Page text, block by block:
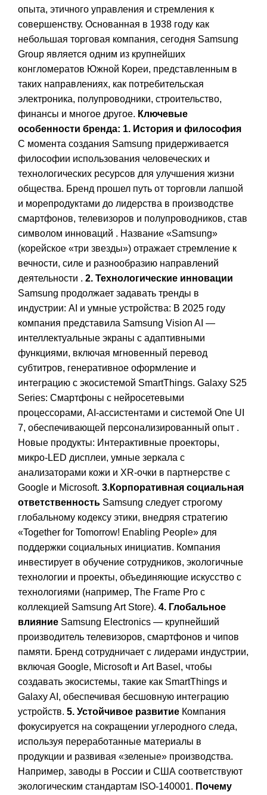
опыта, этичного управления и стремления к
совершенству. Основанная в 1938 году как
небольшая торговая компания, сегодня Samsung
Group является одним из крупнейших
конгломератов Южной Кореи, представленным в
таких направлениях, как потребительская
электроника, полупроводники, строительство,
финансы и многое другое. Ключевые
особенности бренда: 1. История и философия
С момента создания Samsung придерживается
философии использования человеческих и
технологических ресурсов для улучшения жизни
общества. Бренд прошел путь от торговли лапшой
и морепродуктами до лидерства в производстве
смартфонов, телевизоров и полупроводников, став
символом инноваций . Название «Samsung»
(корейское «три звезды») отражает стремление к
вечности, силе и разнообразию направлений
деятельности . 2. Технологические инновации
Samsung продолжает задавать тренды в
индустрии: AI и умные устройства: В 2025 году
компания представила Samsung Vision AI —
интеллектуальные экраны с адаптивными
функциями, включая мгновенный перевод
субтитров, генеративное оформление и
интеграцию с экосистемой SmartThings. Galaxy S25
Series: Смартфоны с нейросетевыми
процессорами, AI-ассистентами и системой One UI
7, обеспечивающей персонализированный опыт .
Новые продукты: Интерактивные проекторы,
микро-LED дисплеи, умные зеркала с
анализаторами кожи и XR-очки в партнерстве с
Google и Microsoft. 3.Корпоративная социальная
ответственность Samsung следует строгому
глобальному кодексу этики, внедряя стратегию
«Together for Tomorrow! Enabling People» для
поддержки социальных инициатив. Компания
инвестирует в обучение сотрудников, экологичные
технологии и проекты, объединяющие искусство с
технологиями (например, The Frame Pro с
коллекцией Samsung Art Store). 4. Глобальное
влияние Samsung Electronics — крупнейший
производитель телевизоров, смартфонов и чипов
памяти. Бренд сотрудничает с лидерами индустрии,
включая Google, Microsoft и Art Basel, чтобы
создавать экосистемы, такие как SmartThings и
Galaxy AI, обеспечивая бесшовную интеграцию
устройств. 5. Устойчивое развитие Компания
фокусируется на сокращении углеродного следа,
используя переработанные материалы в
продукции и развивая «зеленые» производства.
Например, заводы в России и США соответствуют
экологическим стандартам ISO-140001. Почему